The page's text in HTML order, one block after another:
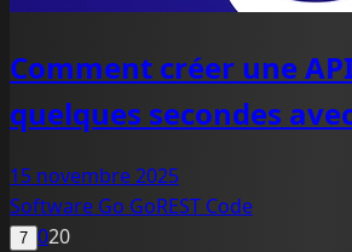
Comment créer une API
quelques secondes
15 novembre 2025
Software Go GoREST Code
7 020